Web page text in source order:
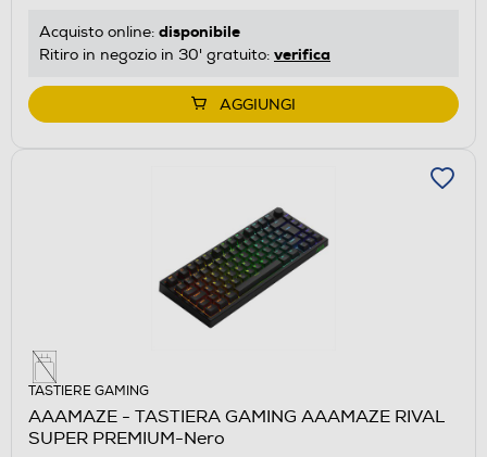
Acquisto online: disponibile
Ritiro in negozio in 30' gratuito: verifica
AGGIUNGI
TASTIERE GAMING
AAAMAZE - TASTIERA GAMING AAAMAZE RIVAL
SUPER PREMIUM-Nero